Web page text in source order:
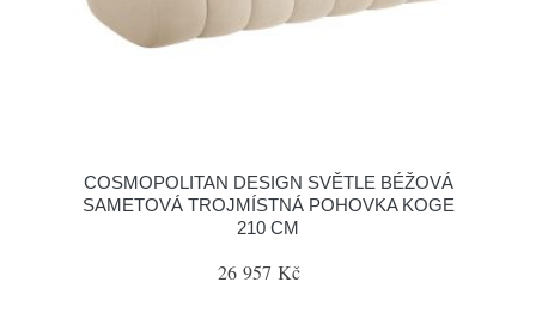
COSMOPOLITAN DESIGN SVĚTLE BÉŽOVÁ
SAMETOVÁ TROJMÍSTNÁ POHOVKA KOGE
210 CM
26 957 Kč